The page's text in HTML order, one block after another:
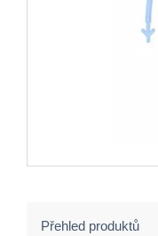
Přehled produktů